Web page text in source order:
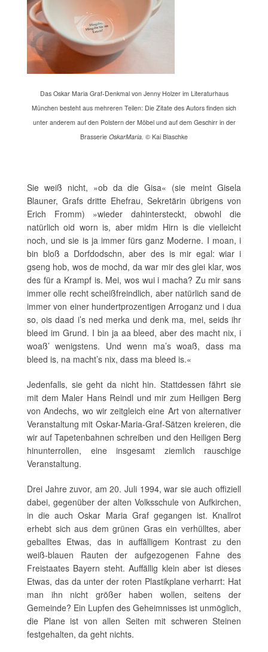
Das Oskar Maria Graf-Denkmal von Jenny Holzer im Literaturhaus
München besteht aus mehreren Teilen: Die Zitate des Autors finden sich
unter anderem auf den Polstern der Möbel und auf dem Geschirr in der
Brasserie OskarMaria. © Kai Blaschke
Sie weiß nicht, »ob da die Gisa« (sie meint Gisela
Blauner, Grafs dritte Ehefrau, Sekretärin übrigens von
Erich Fromm) »wieder dahintersteckt, obwohl die
natürlich oid worn is, aber midm Hirn is die vielleicht
noch, und sie is ja immer fürs ganz Moderne. I moan, i
bin bloß a Dorfdodschn, aber des is mir egal: wiar i
gseng hob, wos de mochd, da war mir des glei klar, wos
des für a Krampf is. Mei, wos wui i macha? Zu mir sans
immer olle recht scheißfreindlich, aber natürlich sand de
immer von einer hundertprozentigen Arroganz und i dua
so, ois daad i’s ned merka und denk ma, mei, seids ihr
bleed im Grund. I bin ja aa bleed, aber des macht nix, i
woaß’ wenigstens. Und wenn ma’s woaß, dass ma
bleed is, na macht’s nix, dass ma bleed is.«
Jedenfalls, sie geht da nicht hin. Stattdessen fährt sie
mit dem Maler Hans Reindl und mir zum Heiligen Berg
von Andechs, wo wir zeitgleich eine Art von alternativer
Veranstaltung mit Oskar-Maria-Graf-Sätzen kreieren, die
wir auf Tapetenbahnen schreiben und den Heiligen Berg
hinunterrollen, eine insgesamt ziemlich rauschige
Veranstaltung.
Drei Jahre zuvor, am 20. Juli 1994, war sie auch offiziell
dabei, gegenüber der alten Volksschule von Aufkirchen,
in die auch Oskar Maria Graf gegangen ist. Knallrot
erhebt sich aus dem grünen Gras ein verhülltes, aber
geballtes Etwas, das in auffälligem Kontrast zu den
weiß-blauen Rauten der aufgezogenen Fahne des
Freistaates Bayern steht. Auffällig klein aber ist dieses
Etwas, das da unter der roten Plastikplane verharrt: Hat
man ihn nicht größer haben wollen, seitens der
Gemeinde? Ein Lupfen des Geheimnisses ist unmöglich,
die Plane ist von allen Seiten mit schweren Steinen
festgehalten, da geht nichts.